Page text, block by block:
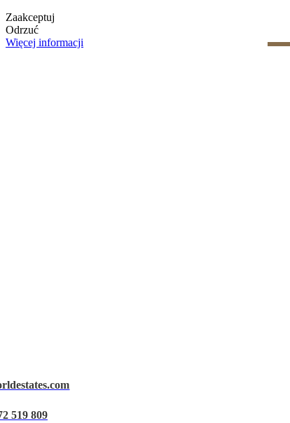
519 809
Zaakceptuj
Odrzuć
Więcej informacji